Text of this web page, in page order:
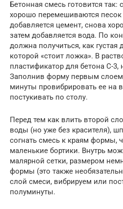
Бетонная смесь готовится так:
хорошо перемешиваются песок
добавляется цемент, снова
затем добавляется вода. По
должна получиться, как густая
которой «стоит ложка». В
пластификатор для бетона С-3,
Заполнив форму первым слоем,
минуты провибрировать ее на
постукивать по столу.
Перед тем как влить второй
воды (но уже без красителя),
согнать смесь к краям формы,
маленькие бортики. Внутрь
малярной сетки, размером
формы (это также
слой смеси, вибрируем или
полуминуты.